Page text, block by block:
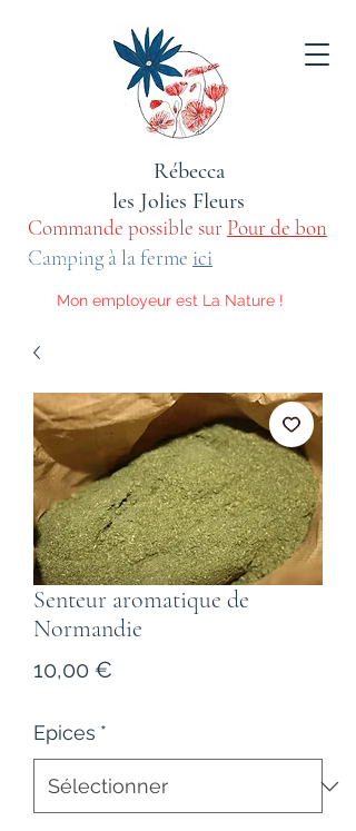
Camping à la ferme ici
Commande possible sur Pour de bon
sauvage
Rébecca
les Jolies Fleurs
Mon employeur est La Nature !
Senteur aromatique de
Normandie
10,00 €
Epices *